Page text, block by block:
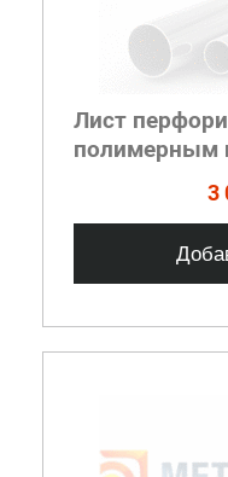
Лист
полимерным
3